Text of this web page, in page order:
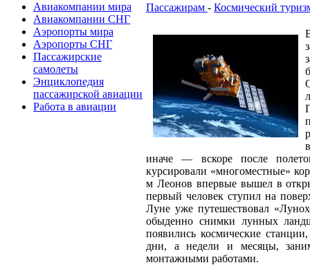
Авиакомпании мира
Авиакомпании СНГ
Аэропорты мира
Аэропорты СНГ
Пассажирские
самолеты
Энциклопедия
пассажирской авиации
Работа в авиации
Пассажирам - Космический
иначе — вскоре после
курсировали «многоместные»
м Леонов впервые вышел в
первый человек ступил на
Луне уже путешествовал
обыденно снимки лунных
появились космические
дни, а недели и месяцы,
монтажными работами.